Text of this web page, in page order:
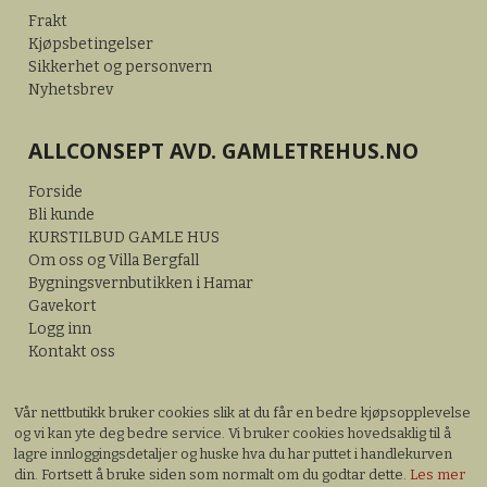
Frakt
Kjøpsbetingelser
Sikkerhet og personvern
Nyhetsbrev
ALLCONSEPT AVD. GAMLETREHUS.NO
Forside
Bli kunde
KURSTILBUD GAMLE HUS
Om oss og Villa Bergfall
Bygningsvernbutikken i Hamar
Gavekort
Logg inn
Kontakt oss
Vår nettbutikk bruker cookies slik at du får en bedre kjøpsopplevelse
og vi kan yte deg bedre service. Vi bruker cookies hovedsaklig til å
lagre innloggingsdetaljer og huske hva du har puttet i handlekurven
din. Fortsett å bruke siden som normalt om du godtar dette.Les mer